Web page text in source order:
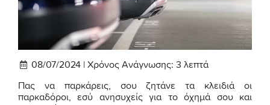
08/07/2024 | Χρόνος Ανάγνωσης: 3 λεπτά
Πας να παρκάρεις, σου ζητάνε τα κλειδιά οι
παρκαδόροι, εσύ ανησυχείς για το όχημά σου και